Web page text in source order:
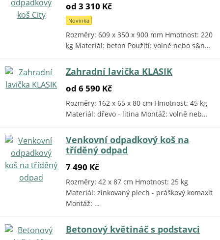
od 3 310 Kč
Novinka
Rozměry: 609 x 350 x 900 mm Hmotnost: 220
kg Materiál: beton Použití: volně nebo s&n…
Zahradní lavička KLASIK
od 6 590 Kč
Rozměry: 162 x 65 x 80 cm Hmotnost: 45 kg
Materiál: dřevo - litina Montáž: volně neb…
Venkovní odpadkový koš na
tříděný odpad
7 490 Kč
Rozměry: 42 x 87 cm Hmotnost: 25 kg
Materiál: zinkovaný plech - práškový komaxit
Montáž: …
Betonový květináč s podstavci